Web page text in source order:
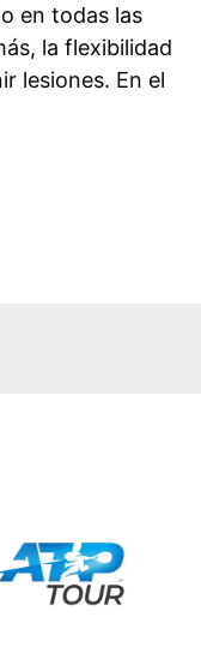
en todas las
la flexibilidad
lesiones. En el